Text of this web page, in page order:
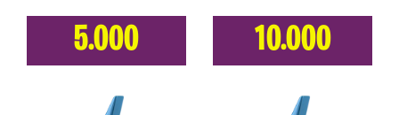
5.000 10.000